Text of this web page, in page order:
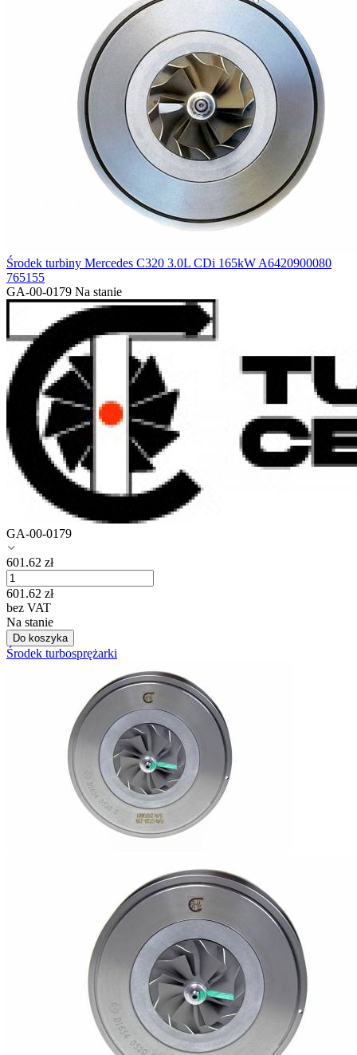
Środek turbiny Mercedes C320 3.0L CDi 165kW A6420900080
765155
GA-00-0179 Na stanie
GA-00-0179
601.62 zł
601.62 zł
bez VAT
Na stanie
Do koszyka
Środek turbosprężarki